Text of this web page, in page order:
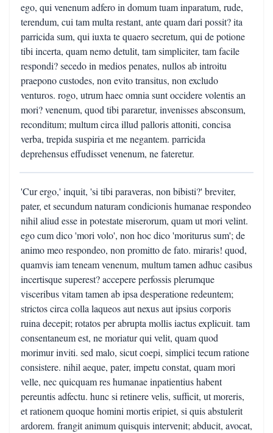
ego, qui venenum adfero in domum tuam inparatum, rude,
terendum, cui tam multa restant, ante quam dari possit? ita
parricida sum, qui iuxta te quaero secretum, qui de potione
tibi incerta, quam nemo detulit, tam simpliciter, tam facile
respondi? secedo in medios penates, nullos ab introitu
praepono custodes, non evito transitus, non excludo
venturos. rogo, utrum haec omnia sunt occidere volentis an
mori? venenum, quod tibi pararetur, invenisses absconsum,
reconditum; multum circa illud palloris attoniti, concisa
verba, trepida suspiria et me negantem. parricida
deprehensus effudisset venenum, ne fateretur.
'Cur ergo,' inquit, 'si tibi paraveras, non bibisti?' breviter,
pater, et secundum naturam condicionis humanae respondeo
nihil aliud esse in potestate miserorum, quam ut mori velint.
ego cum dico 'mori volo', non hoc dico 'moriturus sum'; de
animo meo respondeo, non promitto de fato. miraris! quod,
quamvis iam teneam venenum, multum tamen adhuc casibus
incertisque superest? accepere perfossis plerumque
visceribus vitam tamen ab ipsa desperatione redeuntem;
strictos circa colla laqueos aut nexus aut ipsius corporis
ruina decepit; rotatos per abrupta mollis iactus explicuit. tam
consentaneum est, ne moriatur qui velit, quam quod
morimur inviti. sed malo, sicut coepi, simplici tecum ratione
consistere. nihil aeque, pater, impetu constat, quam mori
velle, nec quicquam res humanae inpatientius habent
pereuntis adfectu. hunc si retinere velis, sufficit, ut moreris,
et rationem quoque homini mortis eripiet, si quis abstulerit
ardorem. frangit animum quisquis intervenit; abducit, avocat,